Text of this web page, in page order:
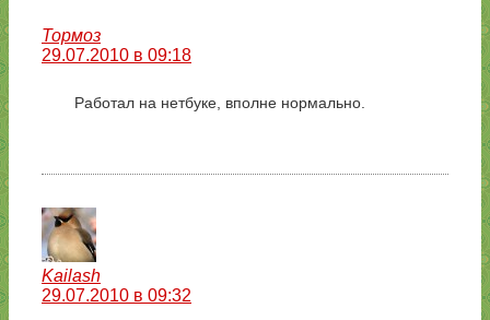
Тормоз
29.07.2010 в 09:18
Работал на нетбуке, вполне нормально.
Kailash
29.07.2010 в 09:32